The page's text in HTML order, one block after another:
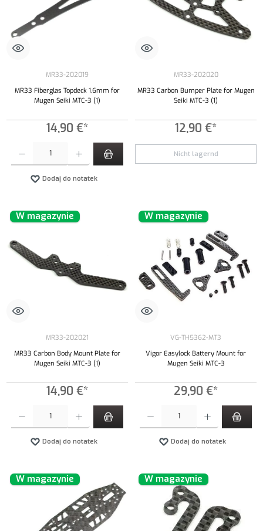
MR33-202019
MR33 Fiberglas Topdeck 1,6mm for
Mugen Seiki MTC-3 (1)
14,90 €*
Ilość produktu: Wprowadź żądaną ilość lub użyj przycisków, aby zwiększyć lub zmniejszyć
Dodaj do notatek
MR33-202020
MR33 Carbon Bumper Plate for Mugen
Seiki MTC-3 (1)
12,90 €*
Nicht lagernd
W magazynie
MR33-202021
MR33 Carbon Body Mount Plate for
Mugen Seiki MTC-3 (1)
14,90 €*
Dodaj do notatek
W magazynie
VG-TH5362-MT3
Vigor Easylock Battery Mount for
Mugen Seiki MTC-3
29,90 €*
Dodaj do notatek
W magazynie W magazynie